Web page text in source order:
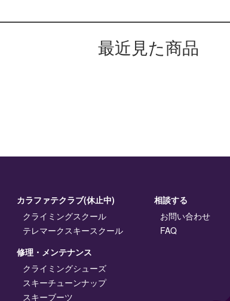
最近見た商品
カラファテクラブ(休止中)
クライミングスクール
テレマークスキースクール
修理・メンテナンス
クライミングシューズ
スキーチューンナップ
スキーブーツ
相談する
お問い合わせ
FAQ